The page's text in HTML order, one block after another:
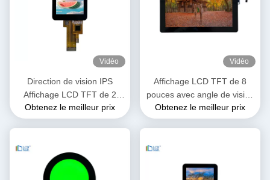
Vidéo
Direction de vision IPS
Affichage LCD TFT de 2
pouces avec interface
SPI3/4
Obtenez le meilleur prix
Vidéo
Affichage LCD TFT de 8
pouces avec angle de vision
de 1920*1200 FHD
Obtenez le meilleur prix